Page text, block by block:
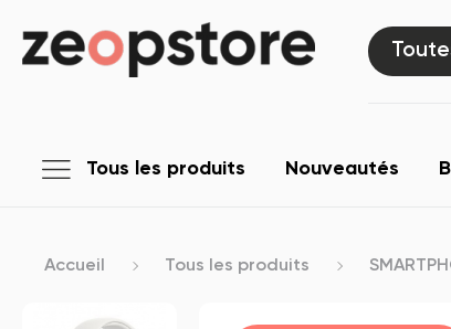
Tous les produits Nouveautés
Accueil Tous les produits